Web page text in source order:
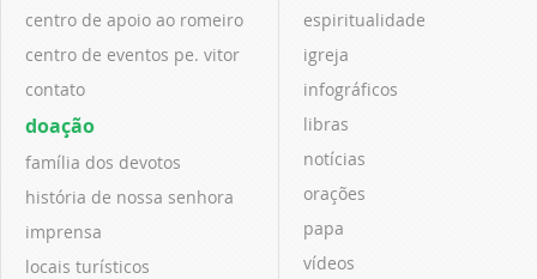
centro de apoio ao romeiro
centro de eventos pe. vitor
contato
doação
família dos devotos
história de nossa senhora
imprensa
locais turísticos
espiritualidade
igreja
infográficos
libras
notícias
orações
papa
vídeos